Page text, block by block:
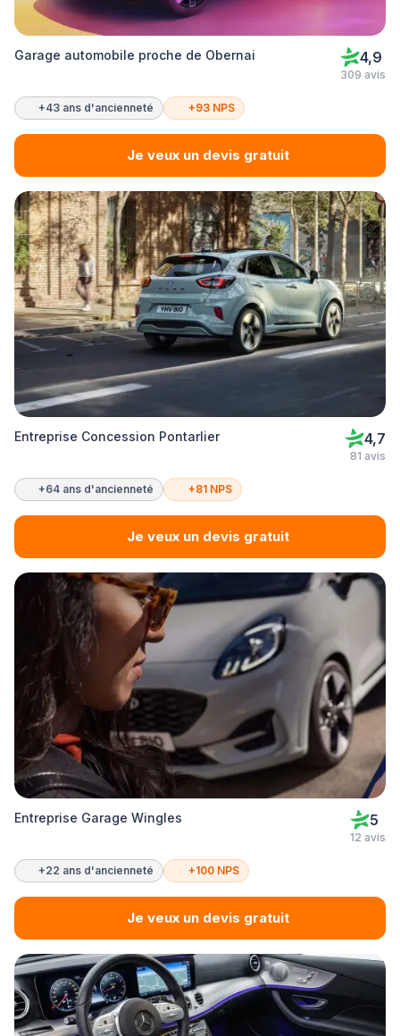
Garage automobile proche de Obernai 4,9
309 avis
+43 ans d'ancienneté +93 NPS
Je veux un devis gratuit
Entreprise Concession Pontarlier 4,7
81 avis
+64 ans d'ancienneté +81 NPS
Je veux un devis gratuit
Entreprise Garage Wingles 5
12 avis
+22 ans d'ancienneté +100 NPS
Je veux un devis gratuit